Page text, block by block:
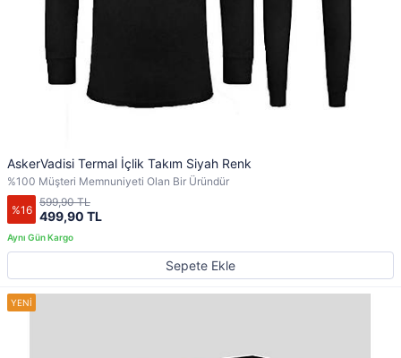
AskerVadisi Termal İçlik Takım Siyah Renk
%100 Müşteri Memnuniyeti Olan Bir Üründür
%16 499,90 TL
599,90 TL
Sepete Ekle